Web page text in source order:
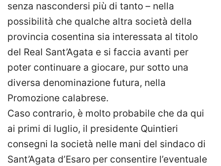
senza nascondersi più di tanto – nella
possibilità che qualche altra società della
provincia cosentina sia interessata al titolo
del Real Sant’Agata e si faccia avanti per
poter continuare a giocare, pur sotto una
diversa denominazione futura, nella
Promozione calabrese.
Caso contrario, è molto probabile che da qui
ai primi di luglio, il presidente Quintieri
consegni la società nelle mani del sindaco di
Sant’Agata d’Esaro per consentire l’eventuale